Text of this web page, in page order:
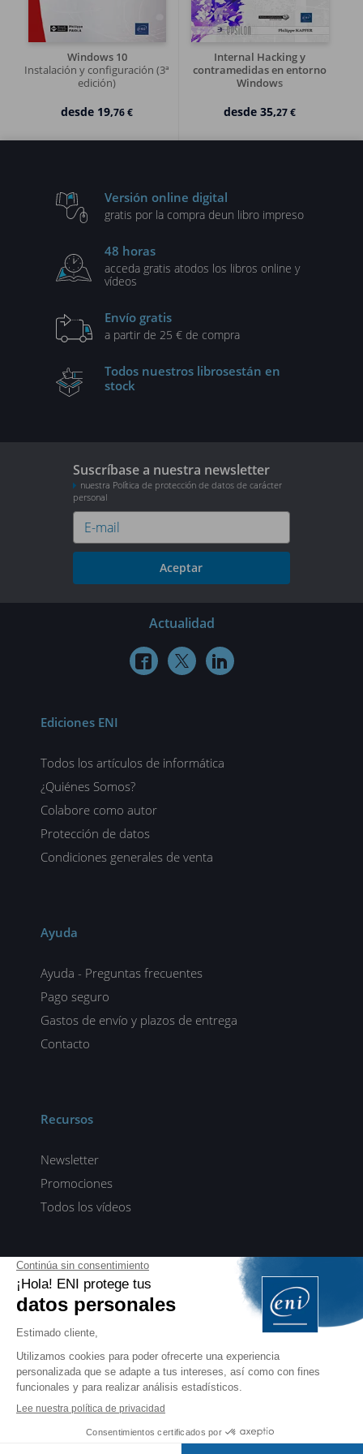
Windows 10
Instalación y configuración (3ª
edición)
desde 19,76 €
Internal Hacking y
contramedidas en entorno
Windows
protección, desarrollo de
herramientas (2º edición)
desde35,27 €
Versión online digital
gratis por la compra deun libro impreso
48 horas
acceda gratis atodos los libros online y
vídeos
Envío gratis
a partir de 25 € de compra
Todos nuestros librosestán en
stock
Suscríbase a nuestra newsletter
nuestra Política de protección de datos de carácter
personal
Aceptar
Actualidad
  
Ediciones ENI
Todos los artículos de informática
¿Quiénes Somos?
Colabore como autor
Protección de datos
Condiciones generales de venta
Ayuda
Ayuda - Preguntas frecuentes
Pago seguro
Gastos de envío y plazos de entrega
Contacto
Recursos
Newsletter
Promociones
Todos los vídeos
ENI elearning
E-formaciones en 5 idiomas
ES FR
PROFESIONALES
Manuales para profesionales de la formación
EDITIONS ENI
Libros, vídeos y eformaciones en francés